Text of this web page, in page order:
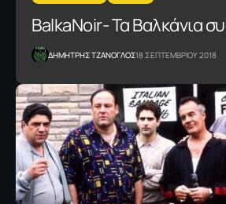
BalkaNoir- Τα Βαλκάνια
ΔΗΜΗΤΡΗΣ ΤΖΑΝΟΓΛΟΣ18 ΣΕΠΤΕΜΒΡΙΟΥ 2018